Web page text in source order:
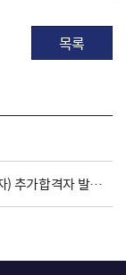
목록
2026년 조경관리원(기간제근로자) 추가합격자 발표 및 채용서류 제출 안내